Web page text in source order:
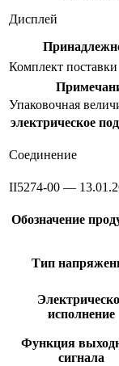
Дисплей
Комплект поставки
Упаковочная
электрическое
Соединение
II5274-00 —
Обозначение
Тип
исполнение
Функция
сигнала